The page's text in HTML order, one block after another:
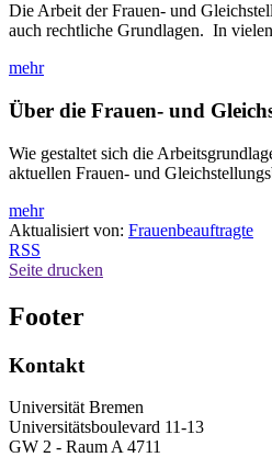
Die Arbeit der Frauen- und
auch rechtliche Grundlagen. In
mehr
Über die Frauen- und
Wie gestaltet sich die
aktuellen Frauen- und
mehr
Aktualisiert von: Frauenbeauftragte
RSS
Seite drucken
Footer
Kontakt
Universität Bremen
Universitätsboulevard 11-13
GW 2 - Raum A 4711